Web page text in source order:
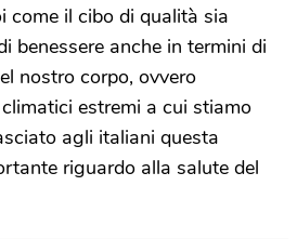
il cibo di qualità sia
benessere anche in termini di
nostro corpo, ovvero
climatici estremi a cui stiamo
agli italiani questa
riguardo alla salute del